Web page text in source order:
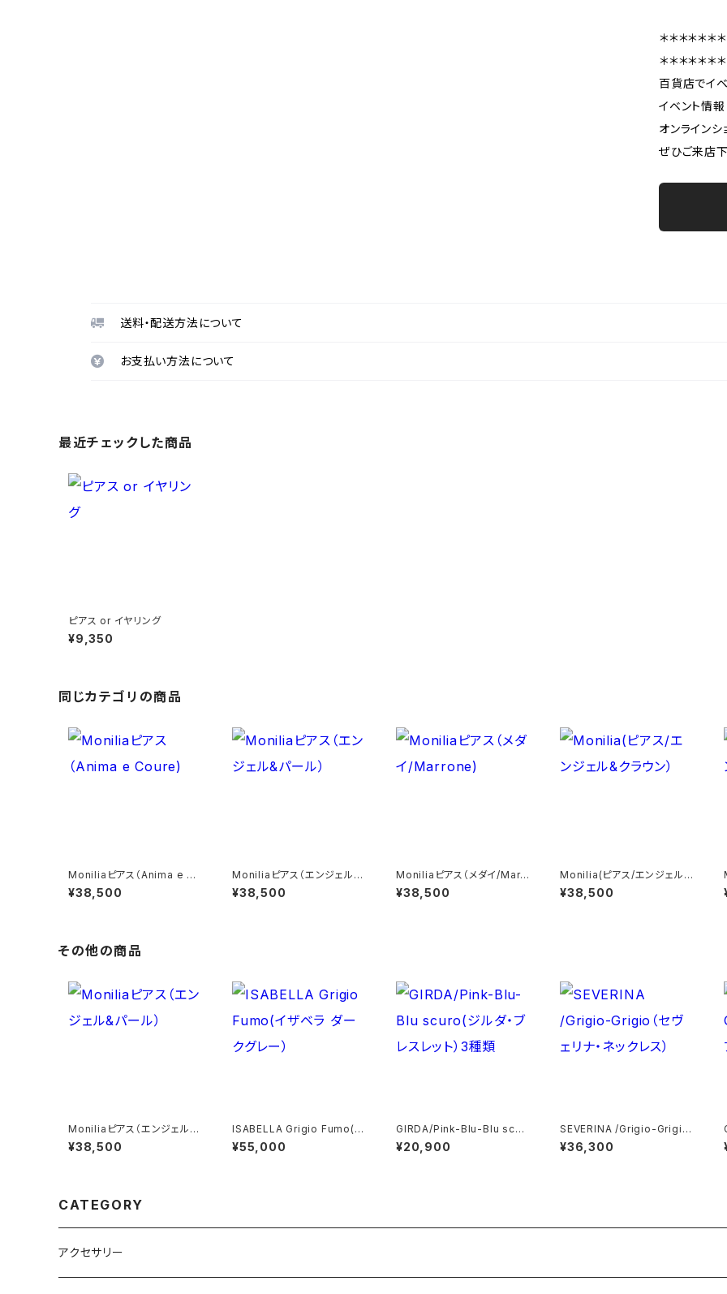
＊＊＊＊＊＊
＊＊＊＊＊＊
百貨店でイベ
イベント情
オンライン
ぜひご来店下
送料・配送方法について
お支払い方法について
最近チェックした商品
ピアス or イヤリング
¥9,350
同じカテゴリの商品
Moniliaピアス（Anima e Co
ure)
¥38,500
Moniliaピアス（エンジェル&
パール）
¥38,500
Moniliaピアス（メダイ/Marr
one)
¥38,500
Monilia(ピアス/エンジェル&
クラウン）
¥38,500
その他の商品
Moniliaピアス（エンジェル&
パール）
¥38,500
ISABELLA Grigio Fumo(イ
ザベラ ダークグレー）
¥55,000
GIRDA/Pink-Blu-Blu scur
o(ジルダ・ブレスレット）3種類
¥20,900
SEVERINA /Grigio-Grigio
（セヴェリナ・ネックレス）
¥36,300
CATEGORY
アクセサリー